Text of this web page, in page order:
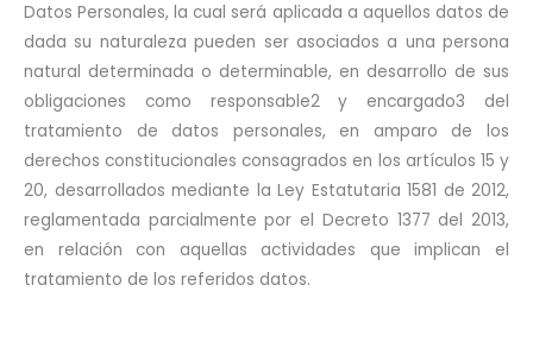
Datos Personales, la cual será aplicada a aquellos datos de
dada su naturaleza pueden ser asociados a una persona
natural determinada o determinable, en desarrollo de sus
obligaciones como responsable2 y encargado3 del
tratamiento de datos personales, en amparo de los
derechos constitucionales consagrados en los artículos 15 y
20, desarrollados mediante la Ley Estatutaria 1581 de 2012,
reglamentada parcialmente por el Decreto 1377 del 2013,
en relación con aquellas actividades que implican el
tratamiento de los referidos datos.